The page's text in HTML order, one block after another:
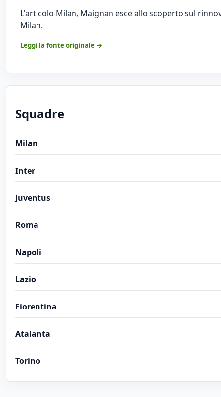
L'articolo Milan, Maignan esce allo scoperto sul
Milan.
Leggi la fonte originale →
Squadre
Milan
Inter
Juventus
Roma
Napoli
Lazio
Fiorentina
Atalanta
Torino